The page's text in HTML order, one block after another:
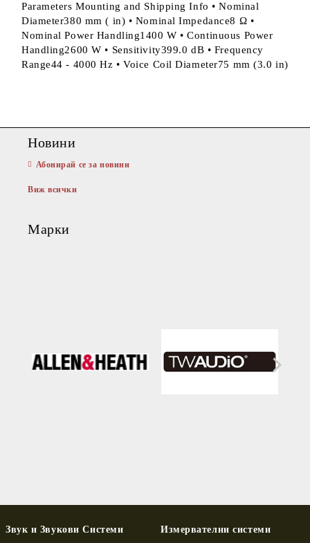
Parameters Mounting and Shipping Info • Nominal
Diameter380 mm ( in) • Nominal Impedance8 Ω •
Nominal Power Handling1400 W • Continuous Power
Handling2600 W • Sensitivity399.0 dB • Frequency
Range44 - 4000 Hz • Voice Coil Diameter75 mm (3.0 in)
Новини
Абонирай се за новини
Виж всички
Марки
Звук и Звукови Системи Измервателни системи